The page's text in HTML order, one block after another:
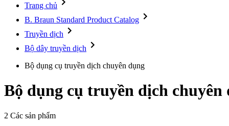
Trang chủ
B. Braun Standard Product Catalog
Truyền dịch
Bộ dây truyền dịch
Bộ dụng cụ truyền dịch chuyên dụng
Bộ dụng cụ truyền dịch chuyên
2 Các sản phẩm